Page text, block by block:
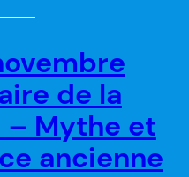
de la
– Mythe et
ancienne